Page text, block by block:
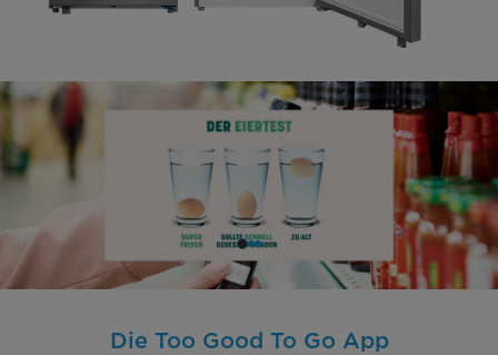
Meal Prep Tipps für schnelle
Sommerrezepte
Mit vorgekochten Gerichten Zeit sparen und
genießen
Mehr dazu...
Meal Prep Tipps für schnelle
Sommerrezepte
Mit vorgekochten Gerichten Zeit sparen und
genießen
Mehr dazu...
Die Too Good To Go App